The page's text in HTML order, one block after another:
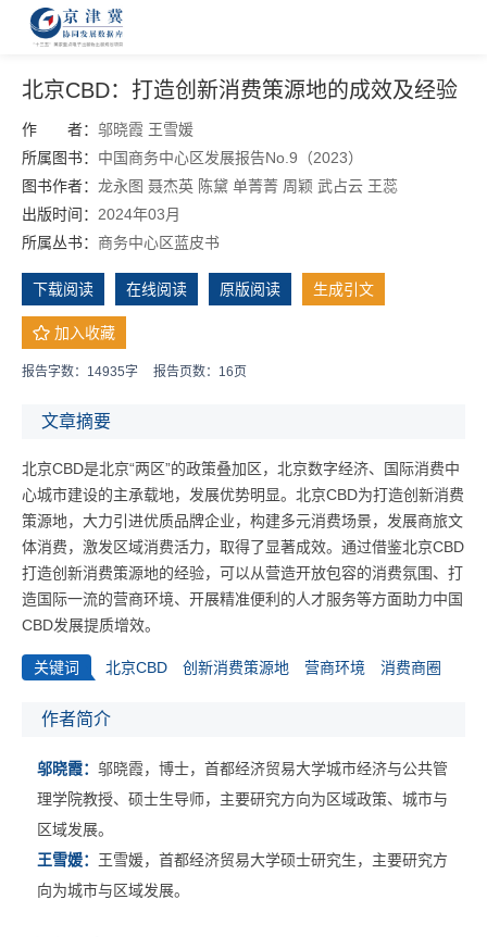
北京CBD：打造创新消费策源地的成效及经验
作 者： 邬晓霞 王雪媛
所属图书： 中国商务中心区发展报告No.9（2023）
图书作者： 龙永图 聂杰英 陈黛 单菁菁 周颖 武占云 王蕊
出版时间： 2024年03月
所属丛书： 商务中心区蓝皮书
下载阅读 在线阅读 原版阅读 生成引文
加入收藏
报告字数：14935字 报告页数：16页
文章摘要
北京CBD是北京“两区”的政策叠加区，北京数字经济、国际消费中
心城市建设的主承载地，发展优势明显。北京CBD为打造创新消费
策源地，大力引进优质品牌企业，构建多元消费场景，发展商旅文
体消费，激发区域消费活力，取得了显著成效。通过借鉴北京CBD
打造创新消费策源地的经验，可以从营造开放包容的消费氛围、打
造国际一流的营商环境、开展精准便利的人才服务等方面助力中国
CBD发展提质增效。
关键词 北京CBD 创新消费策源地 营商环境 消费商圈
作者简介
邬晓霞： 邬晓霞，博士，首都经济贸易大学城市经济与公共管
理学院教授、硕士生导师，主要研究方向为区域政策、城市与
区域发展。
王雪媛： 王雪媛，首都经济贸易大学硕士研究生，主要研究方
向为城市与区域发展。